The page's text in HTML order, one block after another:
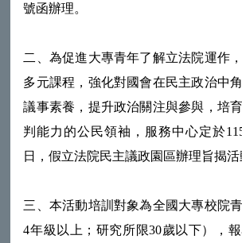
號函辦理。
二、為促進大專青年了解立法院運作
多元課程，強化對國會在民主政治中
議事素養，提升政治關注與參與，培
判能力的公民領袖，服務中心定於
日，假立法院民主議政園區辦理旨揭活
三、本活動培訓對象為全國大專校院
4年級以上；研究所限30歲以下），